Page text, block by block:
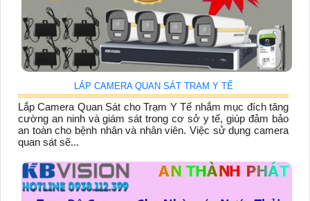
LẮP CAMERA QUAN SÁT TRẠM Y TẾ
Lắp Camera Quan Sát cho Trạm Y Tế nhắm mục đích tăng
cường an ninh và giám sát trong cơ sở y tế, giúp đảm bảo
an toàn cho bệnh nhân và nhân viên. Việc sử dụng camera
quan sát sẽ...